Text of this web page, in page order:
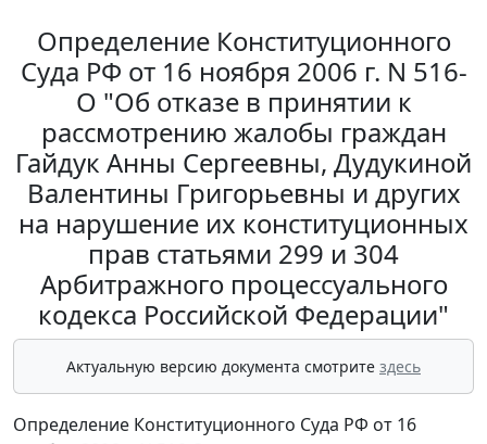
Определение Конституционного
Суда РФ от 16 ноября 2006 г. N 516-
О "Об отказе в принятии к
рассмотрению жалобы граждан
Гайдук Анны Сергеевны, Дудукиной
Валентины Григорьевны и других
на нарушение их конституционных
прав статьями 299 и 304
Арбитражного процессуального
кодекса Российской Федерации"
Актуальную версию документа смотрите здесь
Определение Конституционного Суда РФ от 16